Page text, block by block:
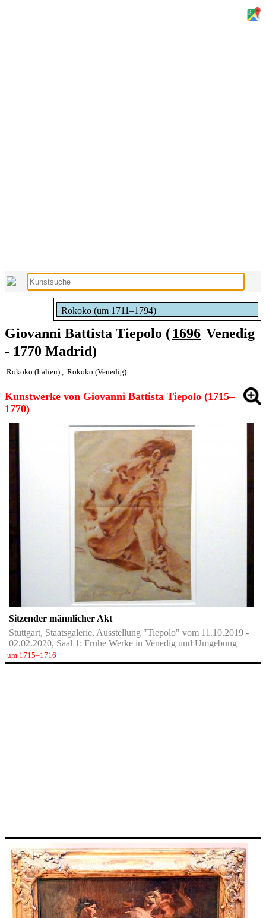
Rokoko (um 1711–1794)
Giovanni Battista Tiepolo (1696 Venedig
- 1770 Madrid)
Rokoko (Italien) , Rokoko (Venedig)
Kunstwerke von Giovanni Battista Tiepolo (1715–
1770)
Sitzender männlicher Akt
Stuttgart, Staatsgalerie, Ausstellung "Tiepolo" vom 11.10.2019 -
02.02.2020, Saal 1: Frühe Werke in Venedig und Umgebung
um 1715–1716